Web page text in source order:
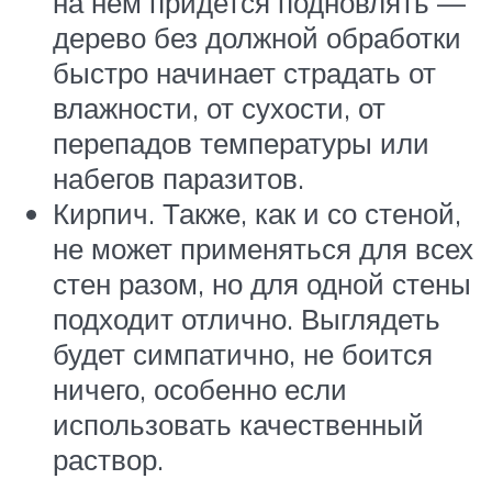
дерево без должной обработки
быстро начинает страдать от
влажности, от сухости, от
перепадов температуры или
набегов паразитов.
Кирпич. Также, как и со стеной,
не может применяться для всех
стен разом, но для одной стены
подходит отлично. Выглядеть
будет симпатично, не боится
ничего, особенно если
использовать качественный
раствор.